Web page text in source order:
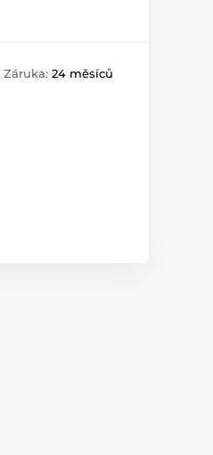
Záruka: 24 měsíců